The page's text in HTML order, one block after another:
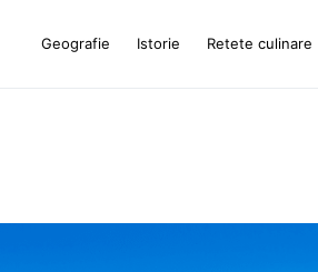
Geografie Istorie Retete culinare